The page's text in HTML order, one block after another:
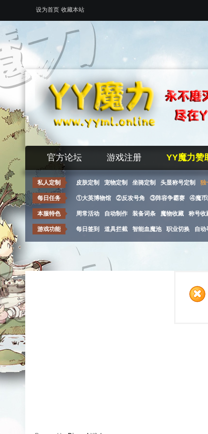
设为首页 收藏本站
官方论坛 游戏注册 YY魔力赞
私人定制 皮肤定制 宠物定制 坐骑定制 头显称号定制 独
每日任务 ①大英博物馆 ②反攻号角 ③阵容争霸赛 ④魔币
本服特色 周常活动 自动制作 装备词条 魔物收藏 称号收
游戏功能 每日签到 道具拦截 智能血魔池 职业切换 自动